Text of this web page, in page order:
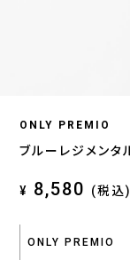
ONLY PREMIO
ブルーレジメンタ
¥ 8,580 (税込)
ONLY PREMIO